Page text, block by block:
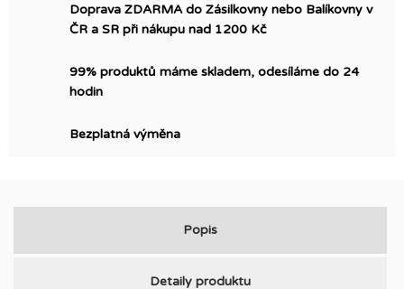
Doprava ZDARMA do Zásilkovny nebo Balíkovny v
ČR a SR při nákupu nad 1200 Kč
99% produktů máme skladem, odesíláme do 24
hodin
Bezplatná výměna
Popis
Detaily produktu